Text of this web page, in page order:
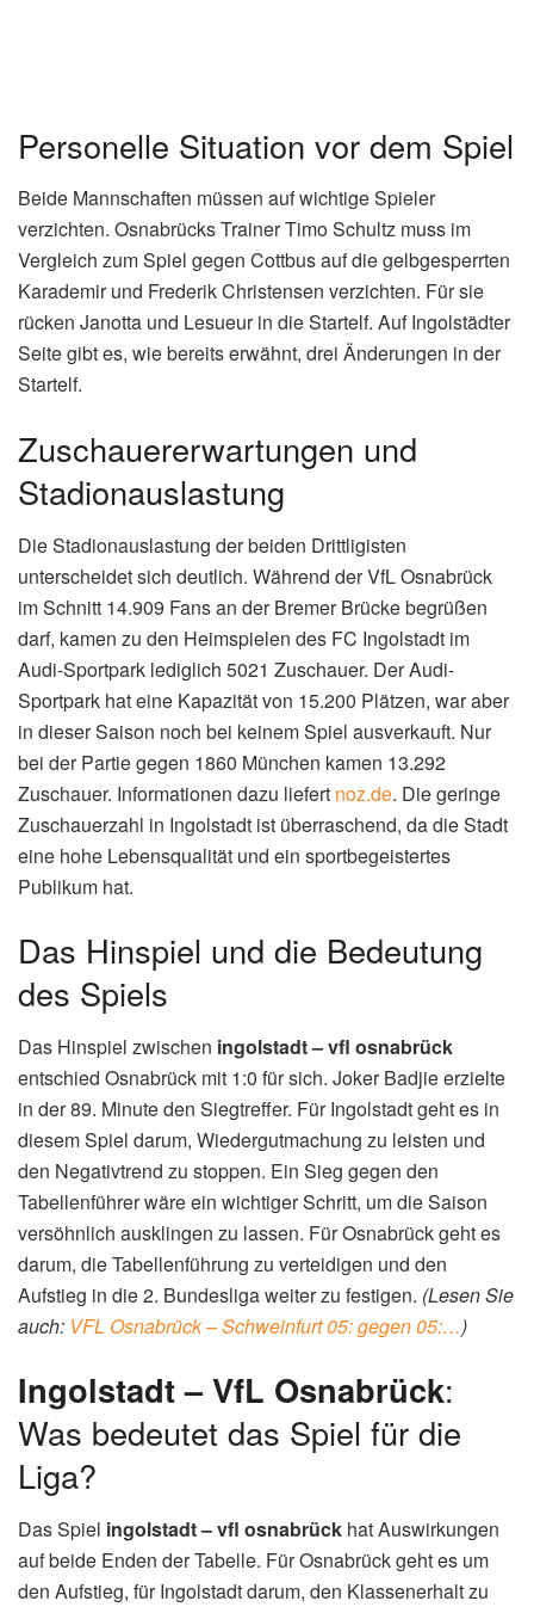
Personelle Situation vor dem Spiel
Beide Mannschaften müssen auf wichtige Spieler
verzichten. Osnabrücks Trainer Timo Schultz muss im
Vergleich zum Spiel gegen Cottbus auf die gelbgesperrten
Karademir und Frederik Christensen verzichten. Für sie
rücken Janotta und Lesueur in die Startelf. Auf Ingolstädter
Seite gibt es, wie bereits erwähnt, drei Änderungen in der
Startelf.
Zuschauererwartungen und
Stadionauslastung
Die Stadionauslastung der beiden Drittligisten
unterscheidet sich deutlich. Während der VfL Osnabrück
im Schnitt 14.909 Fans an der Bremer Brücke begrüßen
darf, kamen zu den Heimspielen des FC Ingolstadt im
Audi-Sportpark lediglich 5021 Zuschauer. Der Audi-
Sportpark hat eine Kapazität von 15.200 Plätzen, war aber
in dieser Saison noch bei keinem Spiel ausverkauft. Nur
bei der Partie gegen 1860 München kamen 13.292
Zuschauer. Informationen dazu liefert noz.de. Die geringe
Zuschauerzahl in Ingolstadt ist überraschend, da die Stadt
eine hohe Lebensqualität und ein sportbegeistertes
Publikum hat.
Das Hinspiel und die Bedeutung
des Spiels
Das Hinspiel zwischen ingolstadt – vfl osnabrück
entschied Osnabrück mit 1:0 für sich. Joker Badjie erzielte
in der 89. Minute den Siegtreffer. Für Ingolstadt geht es in
diesem Spiel darum, Wiedergutmachung zu leisten und
den Negativtrend zu stoppen. Ein Sieg gegen den
Tabellenführer wäre ein wichtiger Schritt, um die Saison
versöhnlich ausklingen zu lassen. Für Osnabrück geht es
darum, die Tabellenführung zu verteidigen und den
Aufstieg in die 2. Bundesliga weiter zu festigen. (Lesen Sie
auch: VFL Osnabrück – Schweinfurt 05: gegen 05:…)
Ingolstadt – VfL Osnabrück:
Was bedeutet das Spiel für die
Liga?
Das Spiel ingolstadt – vfl osnabrück hat Auswirkungen
auf beide Enden der Tabelle. Für Osnabrück geht es um
den Aufstieg, für Ingolstadt darum, den Klassenerhalt zu